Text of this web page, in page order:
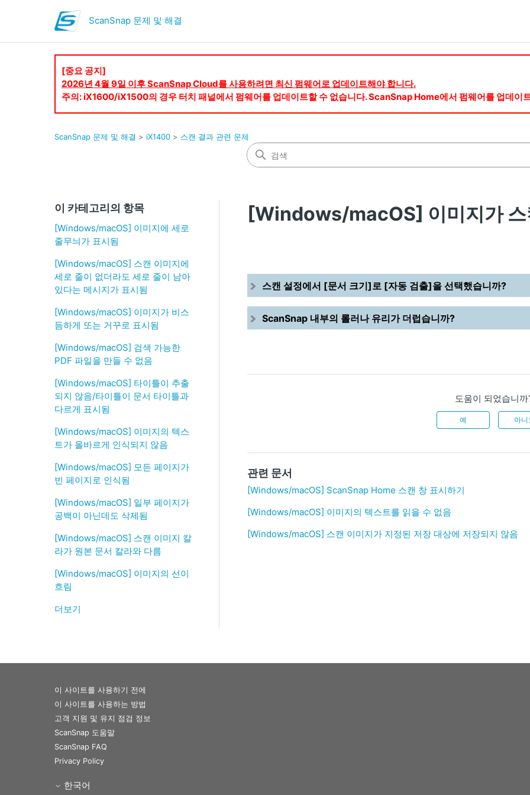
ScanSnap 문제 및 해결
[중요 공지]
2026년 4월 9일 이후 ScanSnap Cloud를 사용하려면 최신 펌웨어로 업데이트해야 합니다.
주의: iX1600/iX1500의 경우 터치 패널에서 펌웨어를 업데이트할 수 없습니다. ScanSnap Home에서 펌웨어를 업데이
ScanSnap 문제 및 해결 iX1400 스캔 결과 관련 문제
이 카테고리의 항목
[Windows/macOS] 이미지에 세로
줄무늬가 표시됨
[Windows/macOS] 스캔 이미지에
세로 줄이 없더라도 세로 줄이 남아
있다는 메시지가 표시됨
[Windows/macOS] 이미지가 비스
듬하게 또는 거꾸로 표시됨
[Windows/macOS] 검색 가능한
PDF 파일을 만들 수 없음
[Windows/macOS] 타이틀이 추출
되지 않음/타이틀이 문서 타이틀과
다르게 표시됨
[Windows/macOS] 이미지의 텍스
트가 올바르게 인식되지 않음
[Windows/macOS] 모든 페이지가
빈 페이지로 인식됨
[Windows/macOS] 일부 페이지가
공백이 아닌데도 삭제됨
[Windows/macOS] 스캔 이미지 칼
라가 원본 문서 칼라와 다름
[Windows/macOS] 이미지의 선이
흐림
더보기
[Windows/macOS] 이미지가 스
스캔 설정에서 [문서 크기]로 [자동 검출]을 선택했습니까?
ScanSnap 내부의 롤러나 유리가 더럽습니까?
도움이 되었습니까
예 아니
관련 문서
[Windows/macOS] ScanSnap Home 스캔 창 표시하기
[Windows/macOS] 이미지의 텍스트를 읽을 수 없음
[Windows/macOS] 스캔 이미지가 지정된 저장 대상에 저장되지 않음
이 사이트를 사용하기 전에
이 사이트를 사용하는 방법
고객 지원 및 유지 점검 정보
ScanSnap 도움말
ScanSnap FAQ
Privacy Policy
한국어